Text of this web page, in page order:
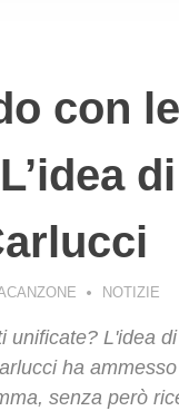
con
NOTIZIE
unificate? L'idea di
ha
senza però